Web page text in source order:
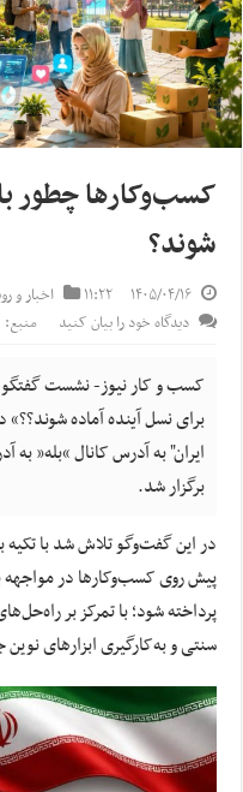
کسب‌وکارها چطور
شوند؟
۱۴۰۵/۰۴/۱۶ ۱۱:۲۲ اخبار و
دیدگاه خود را بیان کنید
کسب و کار نیوز- نشست گفتگو
برای نسل آینده آماده
برگزار شد.
در این گفت‌وگو تلاش شد با
پیش روی کسب‌وکارها در مواجهه
پرداخته شود؛ با تمرکز بر
سنتی و به‌کارگیری ابزارهای